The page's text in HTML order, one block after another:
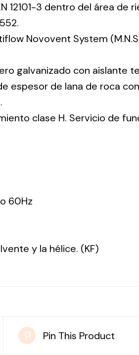
12101-3 dentro del área de
Novovent System
galvanizado con aislante
espesor de lana de roca
clase H. Servicio de
60Hz
y la hélice. (KF)
Pin This Product